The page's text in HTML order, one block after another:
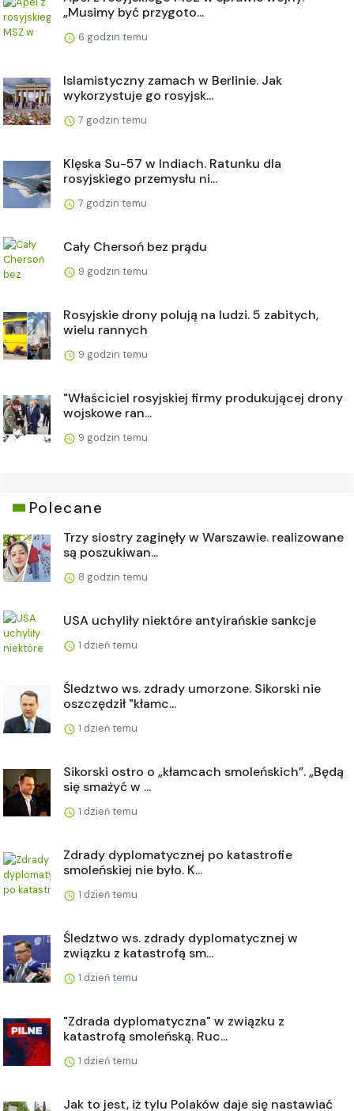
„Musimy być przygoto...
6 godzin temu
Islamistyczny zamach w Berlinie. Jak
wykorzystuje go rosyjsk...
7 godzin temu
Klęska Su-57 w Indiach. Ratunku dla
rosyjskiego przemysłu ni...
7 godzin temu
Cały Chersoń bez prądu
9 godzin temu
Rosyjskie drony polują na ludzi. 5 zabitych,
wielu rannych
9 godzin temu
"Właściciel rosyjskiej firmy produkującej drony
wojskowe ran...
9 godzin temu
Polecane
Trzy siostry zaginęły w Warszawie. realizowane
są poszukiwan...
8 godzin temu
USA uchyliły niektóre antyirańskie sankcje
1 dzień temu
Śledztwo ws. zdrady umorzone. Sikorski nie
oszczędził "kłamc...
1 dzień temu
Sikorski ostro o „kłamcach smoleńskich”. „Będą
się smażyć w ...
1 dzień temu
Zdrady dyplomatycznej po katastrofie
smoleńskiej nie było. K...
1 dzień temu
Śledztwo ws. zdrady dyplomatycznej w
związku z katastrofą sm...
1 dzień temu
"Zdrada dyplomatyczna" w związku z
katastrofą smoleńską. Ruc...
1 dzień temu
Jak to jest, iż tylu Polaków daje się nastawiać